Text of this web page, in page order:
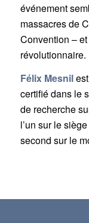
événement
massacres de
Convention –
révolutionnaire.
Félix Mesnilest
certifié dans le
de recherche
l’un sur le
second sur le